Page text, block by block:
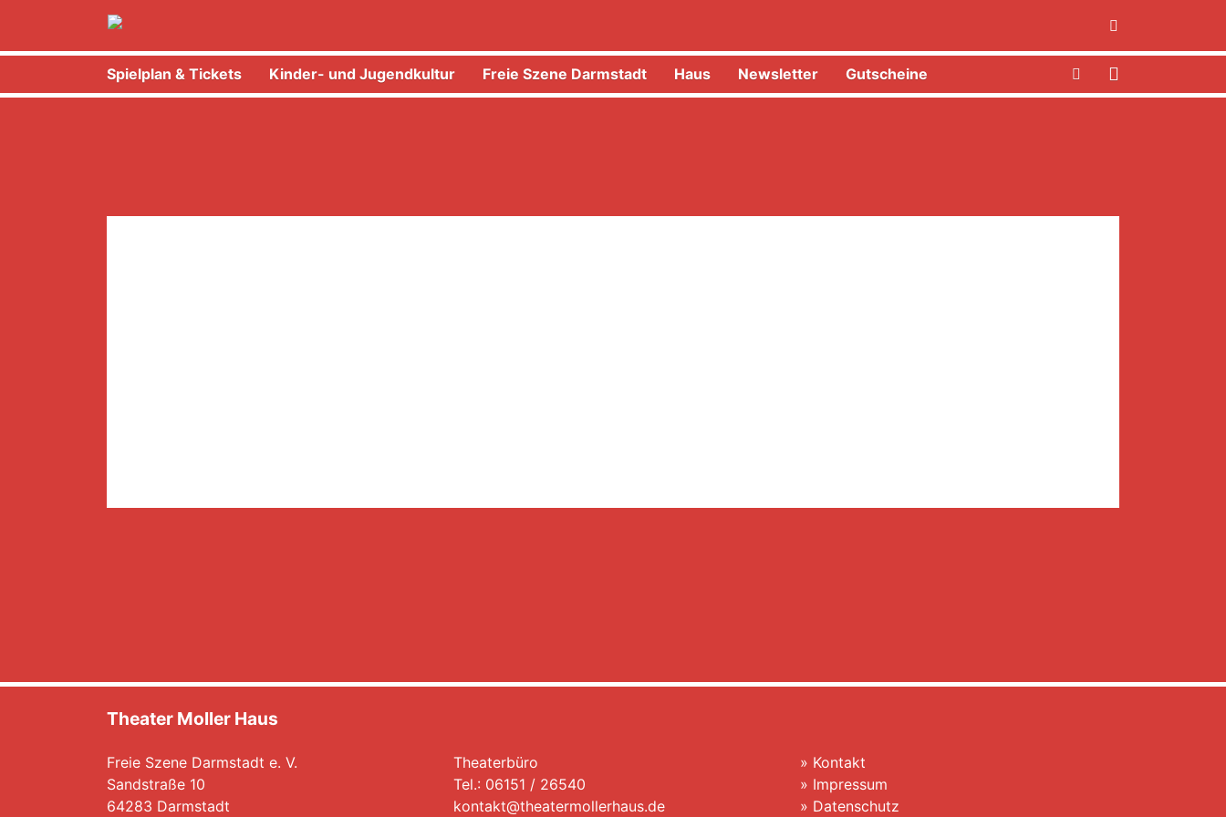
Spielplan & Tickets Kinder- und Jugendkultur Freie Szene Darmstadt Haus Newsletter Gutscheine
Theater Moller Haus
Freie Szene Darmstadt e. V.
Sandstraße 10
64283 Darmstadt
Theaterbüro
Tel.: 06151 / 26540
kontakt@theatermollerhaus.de
» Kontakt
» Impressum
» Datenschutz